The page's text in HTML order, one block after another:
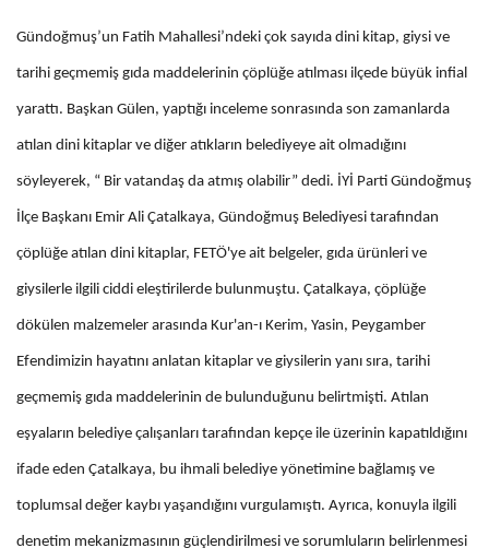
Gündoğmuş’un Fatih Mahallesi’ndeki çok sayıda dini kitap, giysi ve
tarihi geçmemiş gıda maddelerinin çöplüğe atılması ilçede büyük infial
yarattı. Başkan Gülen, yaptığı inceleme sonrasında son zamanlarda
atılan dini kitaplar ve diğer atıkların belediyeye ait olmadığını
söyleyerek, “ Bir vatandaş da atmış olabilir” dedi. İYİ Parti Gündoğmuş
İlçe Başkanı Emir Ali Çatalkaya, Gündoğmuş Belediyesi tarafından
çöplüğe atılan dini kitaplar, FETÖ'ye ait belgeler, gıda ürünleri ve
giysilerle ilgili ciddi eleştirilerde bulunmuştu. Çatalkaya, çöplüğe
dökülen malzemeler arasında Kur'an-ı Kerim, Yasin, Peygamber
Efendimizin hayatını anlatan kitaplar ve giysilerin yanı sıra, tarihi
geçmemiş gıda maddelerinin de bulunduğunu belirtmişti. Atılan
eşyaların belediye çalışanları tarafından kepçe ile üzerinin kapatıldığını
ifade eden Çatalkaya, bu ihmali belediye yönetimine bağlamış ve
toplumsal değer kaybı yaşandığını vurgulamıştı. Ayrıca, konuyla ilgili
denetim mekanizmasının güçlendirilmesi ve sorumluların belirlenmesi